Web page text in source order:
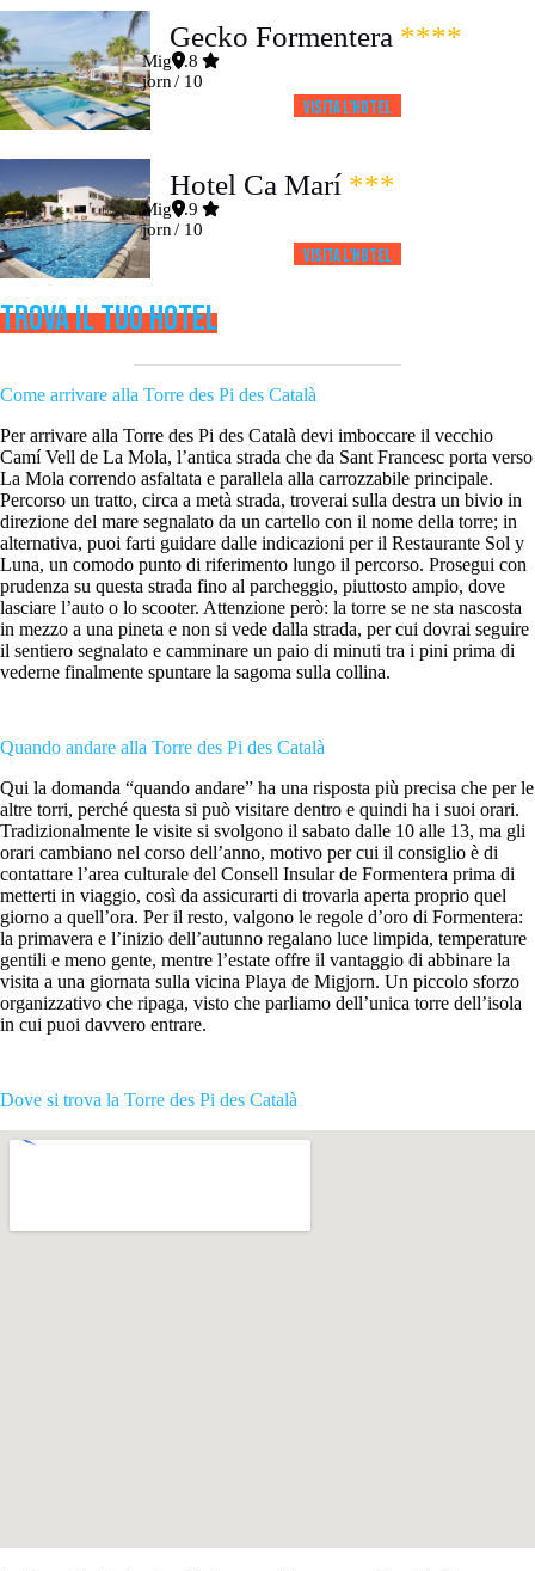
Gecko Formentera ****
Mig
jorn
8.8
/ 10
Visita l’HOTEL
Hotel Ca Marí ***
Mig
jorn
8.9
/ 10
Visita l’HOTEL
TROVA IL TUO HOTEL
Come arrivare alla Torre des Pi des Català
Per arrivare alla Torre des Pi des Català devi imboccare il vecchio
Camí Vell de La Mola, l’antica strada che da Sant Francesc porta verso
La Mola correndo asfaltata e parallela alla carrozzabile principale.
Percorso un tratto, circa a metà strada, troverai sulla destra un bivio in
direzione del mare segnalato da un cartello con il nome della torre; in
alternativa, puoi farti guidare dalle indicazioni per il Restaurante Sol y
Luna, un comodo punto di riferimento lungo il percorso. Prosegui con
prudenza su questa strada fino al parcheggio, piuttosto ampio, dove
lasciare l’auto o lo scooter. Attenzione però: la torre se ne sta nascosta
in mezzo a una pineta e non si vede dalla strada, per cui dovrai seguire
il sentiero segnalato e camminare un paio di minuti tra i pini prima di
vederne finalmente spuntare la sagoma sulla collina.
Quando andare alla Torre des Pi des Català
Qui la domanda “quando andare” ha una risposta più precisa che per le
altre torri, perché questa si può visitare dentro e quindi ha i suoi orari.
Tradizionalmente le visite si svolgono il sabato dalle 10 alle 13, ma gli
orari cambiano nel corso dell’anno, motivo per cui il consiglio è di
contattare l’area culturale del Consell Insular de Formentera prima di
metterti in viaggio, così da assicurarti di trovarla aperta proprio quel
giorno a quell’ora. Per il resto, valgono le regole d’oro di Formentera:
la primavera e l’inizio dell’autunno regalano luce limpida, temperature
gentili e meno gente, mentre l’estate offre il vantaggio di abbinare la
visita a una giornata sulla vicina Playa de Migjorn. Un piccolo sforzo
organizzativo che ripaga, visto che parliamo dell’unica torre dell’isola
in cui puoi davvero entrare.
Dove si trova la Torre des Pi des Català